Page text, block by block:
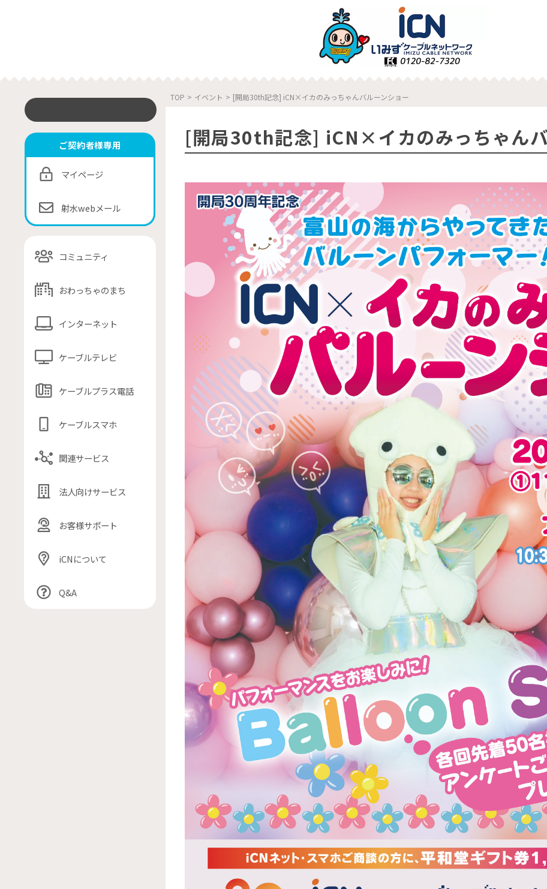
ご契約者様専用
マイページ
射水webメール
コミュニティ
おわっちゃのまち
インターネット
ケーブルテレビ
ケーブルプラス電話
ケーブルスマホ
関連サービス
法人向けサービス
お客様サポート
iCNについて
Q&A
TOP > イベント > [開局30th記念] iCN×イカのみっちゃんバルーンショー
[開局30th記念] iCN×イカのみっちゃん